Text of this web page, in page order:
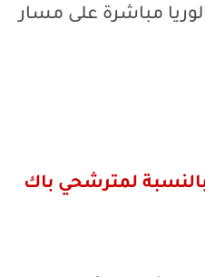
مباشرة على مسار
لمترشحي باك